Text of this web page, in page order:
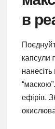
в
капсули
ефірів.